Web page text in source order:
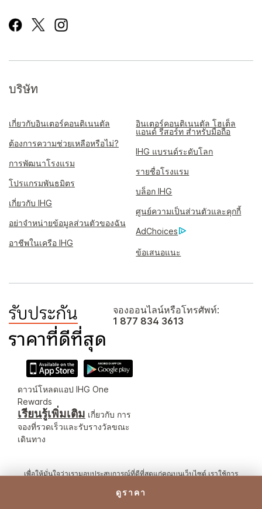
ดูราคา
บริษัท
เกี่ยวกับอินเตอร์คอนติเนนตัล
อินเตอร์คอนติเนนตัล โฮเต็ล
แอนด์ รีสอร์ท สำหรับมือถือ
ต้องการความช่วยเหลือหรือไม่?
IHG แบรนด์ระดับโลก
การพัฒนาโรงแรม
รายชื่อโรงแรม
โปรแกรมพันธมิตร
บล็อก IHG
เกี่ยวกับ IHG
ศูนย์ความเป็นส่วนตัวและคุกกี้
อย่าจำหน่ายข้อมูลส่วนตัวของฉัน
AdChoices
อาชีพในเครือ IHG
ข้อเสนอแนะ
จองออนไลน์หรือโทรศัพท์:
1 877 834 3613
ดาวน์โหลดแอป IHG One
Rewards
เรียนรู้เพิ่มเติม เกี่ยวกับ การ
จองที่รวดเร็วและรับรางวัลขณะ
เดินทาง
เพื่อให้มั่นใจว่าเรามอบประสบการณ์ที่ดีที่สุดแก่คุณบนเว็บไซต์ เราใช้การ